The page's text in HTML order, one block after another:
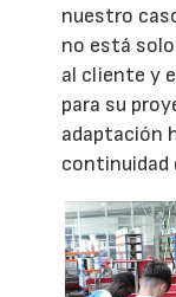
nuestro
no está
al cliente y
para su
adaptación
continuidad